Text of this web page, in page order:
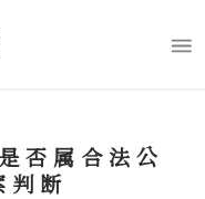
否属合法公
断